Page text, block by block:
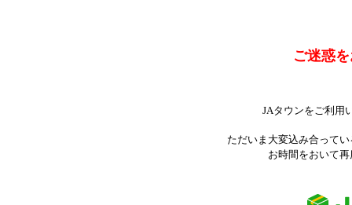
ご迷惑
JAタウンをご利用
ただいま大変込み合って
お時間をおいて